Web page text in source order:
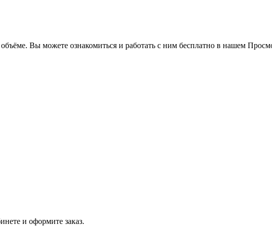
Вы можете ознакомиться и работать с ним бесплатно в нашем
и оформите заказ.